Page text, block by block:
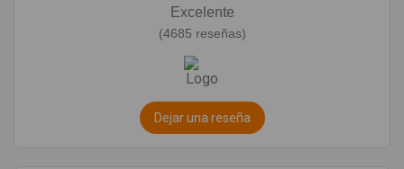
Excelente
(4685 reseñas)
Dejar una reseña